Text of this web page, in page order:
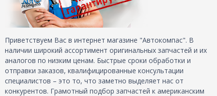
Приветствуем Вас в интернет магазине "Автокомпас". В
наличии широкий ассортимент оригинальных запчастей и их
аналогов по низким ценам. Быстрые сроки обработки и
отправки заказов, квалифицированные консультации
специалистов – это то, что заметно выделяет нас от
конкурентов. Грамотный подбор запчастей к американским